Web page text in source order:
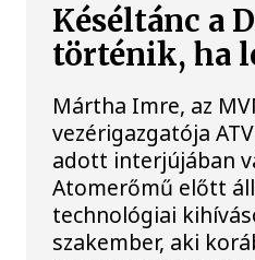
Késéltánc a
történik, ha
Mártha Imre, az
vezérigazgatója
adott interjújában
Atomerőmű előtt
technológiai
szakember, aki